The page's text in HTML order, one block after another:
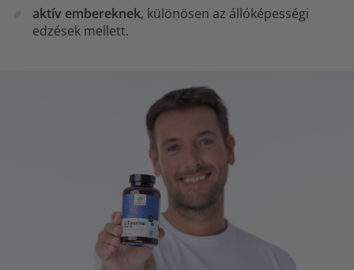
aktív embereknek, különösen az állóképességi
edzések mellett.